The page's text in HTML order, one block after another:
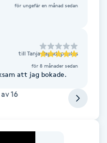
för ungefär en månad sedan
till Tanja Papadopoulos
för 8 månader sedan
att jag bokade.
av16